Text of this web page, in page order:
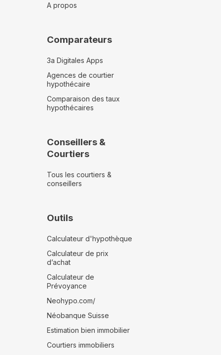
A propos
Comparateurs
3a Digitales Apps
Agences de courtier
hypothécaire
Comparaison des taux
hypothécaires
Conseillers &
Courtiers
Tous les courtiers &
conseillers
Outils
Calculateur d'hypothèque
Calculateur de prix
d’achat
Calculateur de
Prévoyance
Neohypo.com/
Néobanque Suisse
Estimation bien immobilier
Courtiers immobiliers